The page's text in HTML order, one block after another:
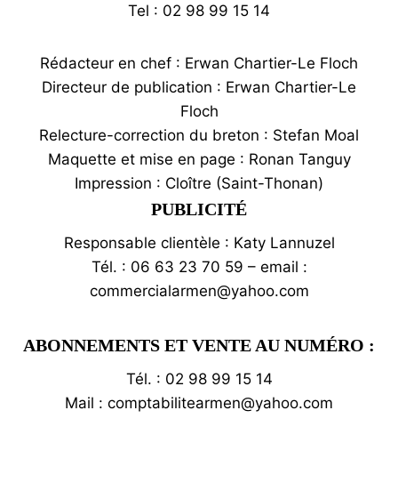
Tel : 02 98 99 15 14
Rédacteur en chef : Erwan Chartier-Le Floch
Directeur de publication : Erwan Chartier-Le
Floch
Relecture-correction du breton : Stefan Moal
Maquette et mise en page : Ronan Tanguy
Impression : Cloître (Saint-Thonan)
PUBLICITÉ
Responsable clientèle : Katy Lannuzel
Tél. : 06 63 23 70 59 – email :
commercialarmen@yahoo.com
ABONNEMENTS ET VENTE AU NUMÉRO :
Tél. : 02 98 99 15 14
Mail : comptabilitearmen@yahoo.com